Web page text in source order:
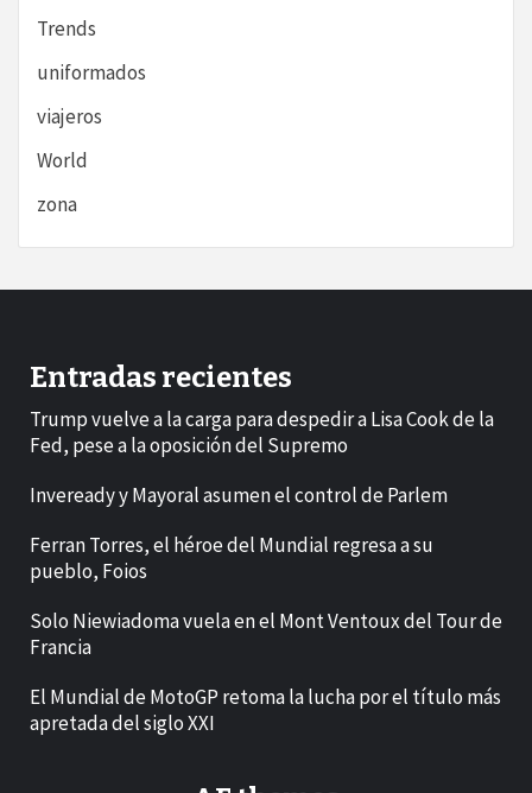
Trends
uniformados
viajeros
World
zona
Entradas recientes
Trump vuelve a la carga para despedir a Lisa Cook de la
Fed, pese a la oposición del Supremo
Inveready y Mayoral asumen el control de Parlem
Ferran Torres, el héroe del Mundial regresa a su
pueblo, Foios
Solo Niewiadoma vuela en el Mont Ventoux del Tour de
Francia
El Mundial de MotoGP retoma la lucha por el título más
apretada del siglo XXI